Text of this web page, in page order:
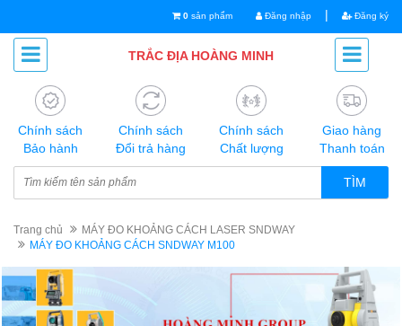
0 sản phẩm Đăng nhập | Đăng ký
TRẮC ĐỊA HOÀNG MINH
Chính sách
Bảo hành
Chính sách
Đổi trả hàng
Chính sách
Chất lượng
Giao hàng
Thanh toán
TÌM
Trang chủ
MÁY ĐO KHOẢNG CÁCH LASER SNDWAY
MÁY ĐO KHOẢNG CÁCH SNDWAY M100